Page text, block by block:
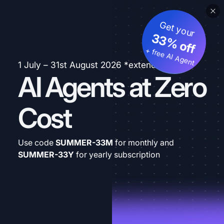
1 July – 31st August 2026 *extended
AI Agents at Zero
Cost
Get your
33% off
+ free AI Agent
Use code SUMMER-33M for monthly and
SUMMER-33Y for yearly subscription